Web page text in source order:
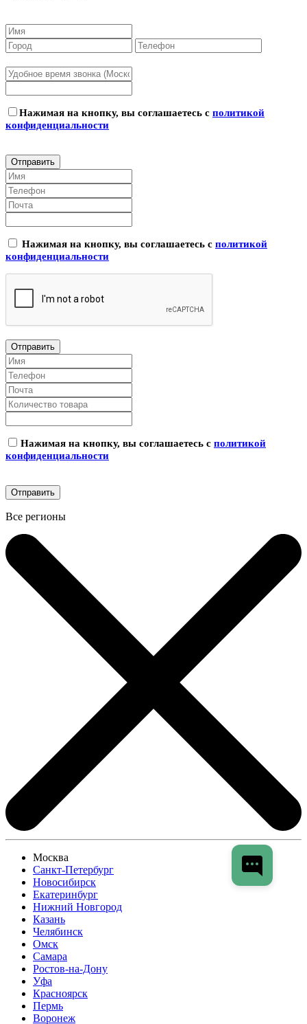
Нажимая на кнопку, вы соглашаетесь с политикой
конфиденциальности
Нажимая на кнопку, вы соглашаетесь с политикой
конфиденциальности
Нажимая на кнопку, вы соглашаетесь с политикой
конфиденциальности
Все регионы
Москва
Санкт-Петербург
Новосибирск
Екатеринбург
Нижний Новгород
Казань
Челябинск
Омск
Самара
Ростов-на-Дону
Уфа
Красноярск
Пермь
Воронеж